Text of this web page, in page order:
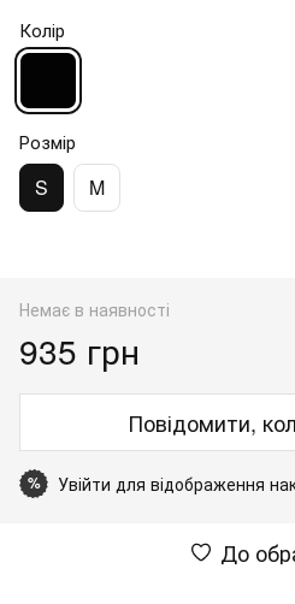
Колір
Розмір
S M
Немає в наявності
935 грн
Повідомити,
% Увійти для відображення
До